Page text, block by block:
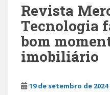
Revista
Tecnologia
bom
imobiliário
19 de setembro de 2024